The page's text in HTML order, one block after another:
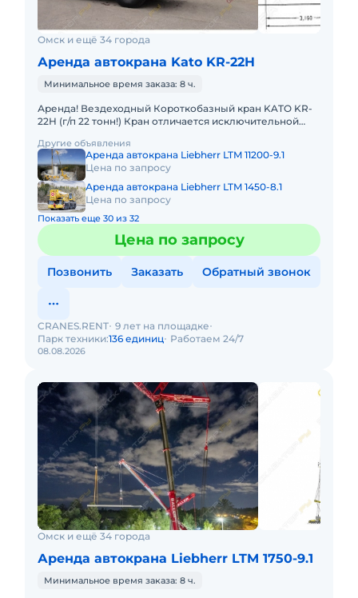
Омск и ещё 34 города
Аренда автокрана Kato KR-22H
Минимальное время заказа: 8 ч.
Аренда! Вездеходный Короткобазный кран KATO KR-
22H (г/п 22 тонн!) Кран отличается исключительной
Технические хара
Другие объявления
Аренда автокрана Liebherr LTM 11200-9.1
Цена по запросу
Аренда автокрана Liebherr LTM 1450-8.1
Цена по запросу
Показать еще 30 из 32
Цена по запросу
Позвонить Заказать Обратный звонок
08.08.2026
CRANES.RENT 9 лет на площадке
Парк техники:136 единиц Работаем 24/7
Омск и ещё 34 города
Аренда автокрана Liebherr LTM 1750-9.1
Минимальное время заказа: 8 ч.